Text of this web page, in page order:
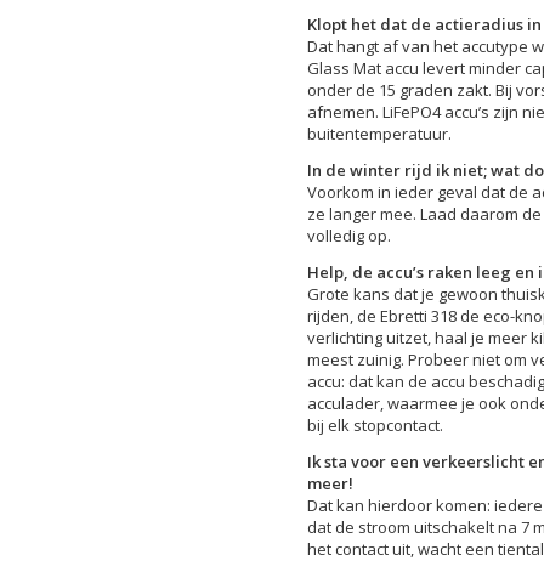
Klopt het dat de actieradius
Dat hangt af van het accutype
Glass Mat accu levert minder
onder de 15 graden zakt. Bij
afnemen. LiFePO4 accu’s zijn
buitentemperatuur.
In de winter rijd ik niet; wat
Voorkom in ieder geval dat de
ze langer mee. Laad daarom
volledig op.
Help, de accu’s raken leeg
Grote kans dat je gewoon
rijden, de Ebretti 318 de eco-
verlichting uitzet, haal je meer
meest zuinig. Probeer niet om
accu: dat kan de accu
acculader, waarmee je ook
bij elk stopcontact.
Ik sta voor een verkeerslicht
meer!
Dat kan hierdoor komen:
dat de stroom uitschakelt na 7
het contact uit, wacht een